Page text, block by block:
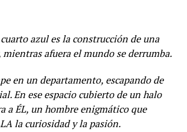
azul es la construcción de una
afuera el mundo se derrumba.
en un departamento, escapando de
En ese espacio cubierto de un halo
a ÉL, un hombre enigmático que
la curiosidad y la pasión.